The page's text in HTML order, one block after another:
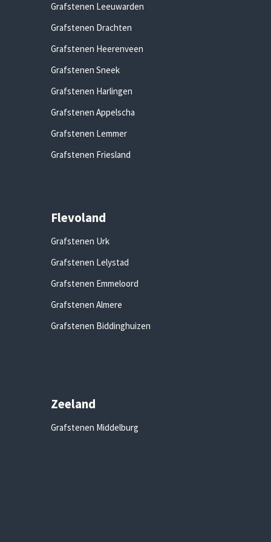
Grafstenen Leeuwarden
Grafstenen Drachten
Grafstenen Heerenveen
Grafstenen Sneek
Grafstenen Harlingen
Grafstenen Appelscha
Grafstenen Lemmer
Grafstenen Friesland
Flevoland
Grafstenen Urk
Grafstenen Lelystad
Grafstenen Emmeloord
Grafstenen Almere
Grafstenen Biddinghuizen
Zeeland
Grafstenen Middelburg